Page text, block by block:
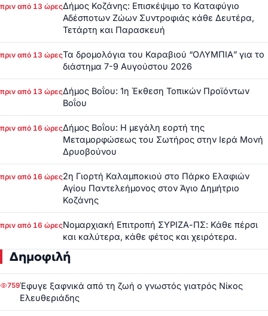
πριν από 13 ώρεςΔήμος Κοζάνης: Επισκέψιμο το Καταφύγιο
Αδέσποτων Ζώων Συντροφιάς κάθε Δευτέρα,
Τετάρτη και Παρασκευή
πριν από 13 ώρεςΤα δρομολόγια του Καραβιού “ΟΛΥΜΠΙΑ” για το
διάστημα 7-9 Αυγούστου 2026
πριν από 13 ώρεςΔήμος Βοΐου: 1η Έκθεση Τοπικών Προϊόντων
Βοΐου
πριν από 16 ώρεςΔήμος Βοΐου: Η μεγάλη εορτή της
Μεταμορφώσεως του Σωτήρος στην Ιερά Μονή
Δρυοβούνου
πριν από 16 ώρες2η Γιορτή Καλαμποκιού στο Πάρκο Ελαφιών
Αγίου Παντελεήμονος στον Άγιο Δημήτριο
Κοζάνης
πριν από 16 ώρεςΝομαρχιακή Επιτροπή ΣΥΡΙΖΑ-ΠΣ: Κάθε πέρσι
και καλύτερα, κάθε φέτος και χειρότερα.
Δημοφιλή
759Έφυγε ξαφνικά από τη ζωή ο γνωστός γιατρός Νίκος
Ελευθεριάδης